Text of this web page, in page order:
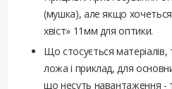
(мушка), але якщо хочеться
хвіст» 11мм для оптики.
Що стосується матеріалів,
ложа і приклад, для
що несуть навантаження -